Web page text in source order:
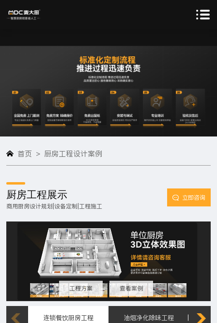
首页 > 厨房工程设计案例
厨房工程展示
商用厨房设计规划|设备定制|工程施工
立即咨询
工程方案 查看案例
连锁餐饮厨房工程 油烟净化除味工程 工